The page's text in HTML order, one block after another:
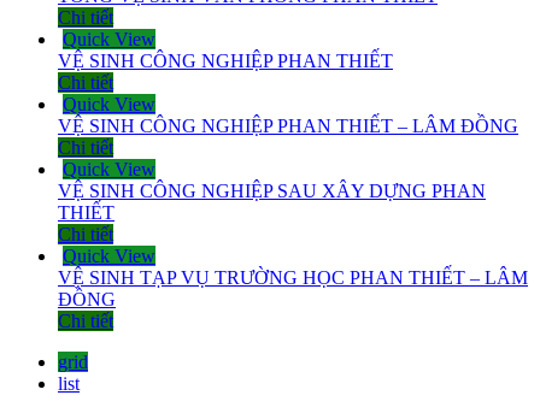
Chi tiết
Quick View
VỆ SINH CÔNG NGHIỆP PHAN THIẾT
Chi tiết
Quick View
VỆ SINH CÔNG NGHIỆP PHAN THIẾT – LÂM ĐỒNG
Chi tiết
Quick View
VỆ SINH CÔNG NGHIỆP SAU XÂY DỰNG PHAN
THIẾT
Chi tiết
Quick View
VỆ SINH TẠP VỤ TRƯỜNG HỌC PHAN THIẾT – LÂM
ĐỒNG
Chi tiết
grid
list